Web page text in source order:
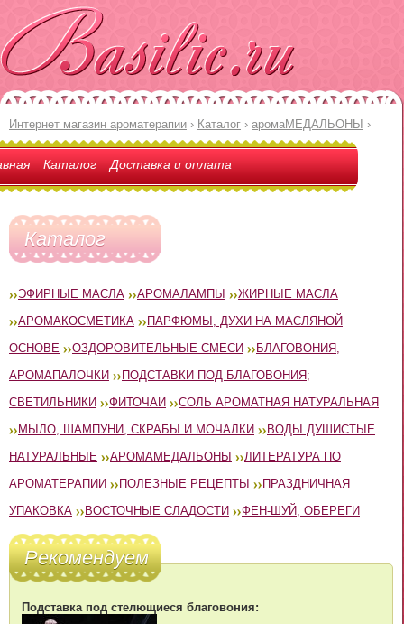
Интернет магазин ароматерапии › Каталог › аромаМЕДАЛЬОНЫ ›
Каталог Доставка и оплата
Каталог
ЭФИРНЫЕ МАСЛА АРОМАЛАМПЫ
ЖИРНЫЕ МАСЛА
АРОМАКОСМЕТИКА
ПАРФЮМЫ, ДУХИ НА МАСЛЯНОЙ
ОСНОВЕ
ОЗДОРОВИТЕЛЬНЫЕ СМЕСИ
БЛАГОВОНИЯ,
АРОМАПАЛОЧКИ
ПОДСТАВКИ ПОД БЛАГОВОНИЯ;
СВЕТИЛЬНИКИ
ФИТОЧАИ
СОЛЬ АРОМАТНАЯ НАТУРАЛЬНАЯ
МЫЛО, ШАМПУНИ, СКРАБЫ И МОЧАЛКИ
ВОДЫ ДУШИСТЫЕ
НАТУРАЛЬНЫЕ
АРОМАМЕДАЛЬОНЫ
ЛИТЕРАТУРА ПО
АРОМАТЕРАПИИ
ПОЛЕЗНЫЕ РЕЦЕПТЫ
ПРАЗДНИЧНАЯ
УПАКОВКА
ВОСТОЧНЫЕ СЛАДОСТИ ФЕН-ШУЙ, ОБЕРЕГИ
Рекомендуем
Подставка под стелющиеся благовония: